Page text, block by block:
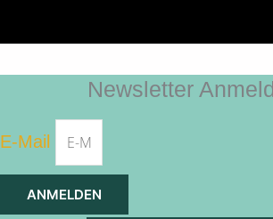
Newsletter
E-Mail
ANMELDEN